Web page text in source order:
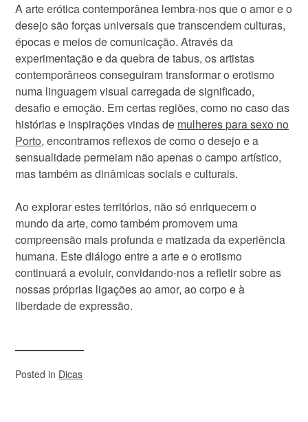
A arte erótica contemporânea lembra-nos que o amor e o
desejo são forças universais que transcendem culturas,
épocas e meios de comunicação. Através da
experimentação e da quebra de tabus, os artistas
contemporâneos conseguiram transformar o erotismo
numa linguagem visual carregada de significado,
desafio e emoção. Em certas regiões, como no caso das
histórias e inspirações vindas de mulheres para sexo no
Porto, encontramos reflexos de como o desejo e a
sensualidade permeiam não apenas o campo artístico,
mas também as dinâmicas sociais e culturais.
Ao explorar estes territórios, não só enriquecem o
mundo da arte, como também promovem uma
compreensão mais profunda e matizada da experiência
humana. Este diálogo entre a arte e o erotismo
continuará a evoluir, convidando-nos a refletir sobre as
nossas próprias ligações ao amor, ao corpo e à
liberdade de expressão.
Posted in Dicas